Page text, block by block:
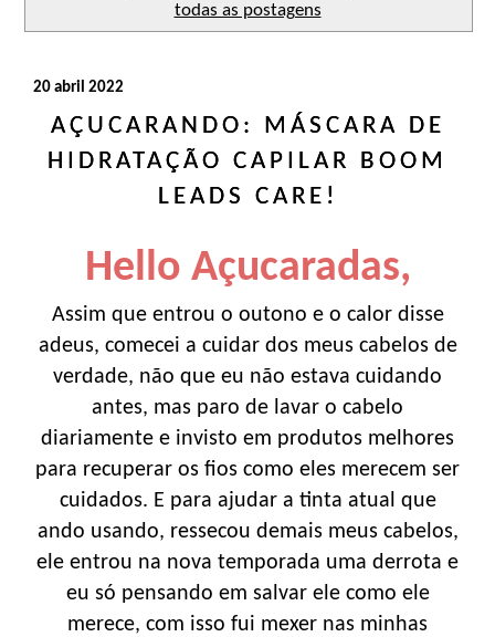
todas as postagens
20 abril 2022
AÇUCARANDO: MÁSCARA DE
HIDRATAÇÃO CAPILAR BOOM
LEADS CARE!
Hello Açucaradas,
Assim que entrou o outono e o calor disse
adeus, comecei a cuidar dos meus cabelos de
verdade, não que eu não estava cuidando
antes, mas paro de lavar o cabelo
diariamente e invisto em produtos melhores
para recuperar os fios como eles merecem ser
cuidados. E para ajudar a tinta atual que
ando usando, ressecou demais meus cabelos,
ele entrou na nova temporada uma derrota e
eu só pensando em salvar ele como ele
merece, com isso fui mexer nas minhas